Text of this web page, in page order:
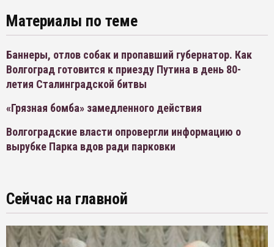
Материалы по теме
Баннеры, отлов собак и пропавший губернатор. Как
Волгоград готовится к приезду Путина в день 80-
летия Сталинградской битвы
«Грязная бомба» замедленного действия
Волгоградские власти опровергли информацию о
вырубке Парка вдов ради парковки
Сейчас на главной